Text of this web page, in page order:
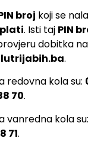
broj koji se
. Isti taj PIN
dobitka
lutrijabih.ba.
redovna kola su:
70.
vanredna kola su:
71.